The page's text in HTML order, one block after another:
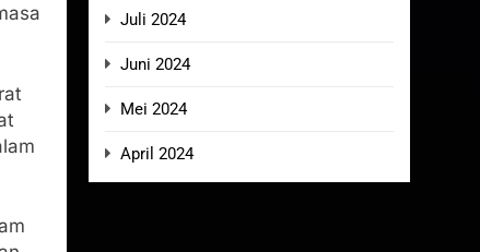
Juli 2024
Juni 2024
Mei 2024
April 2024